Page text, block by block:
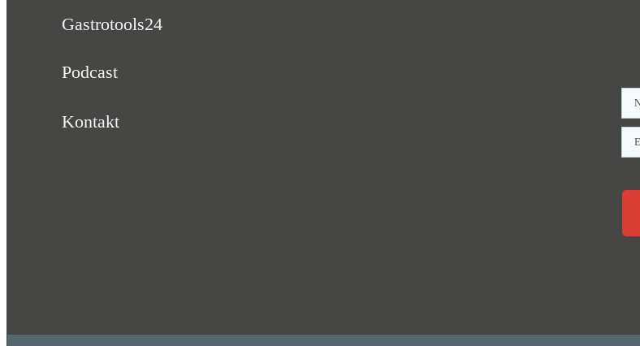
Gastrotools24
Podcast
Kontakt